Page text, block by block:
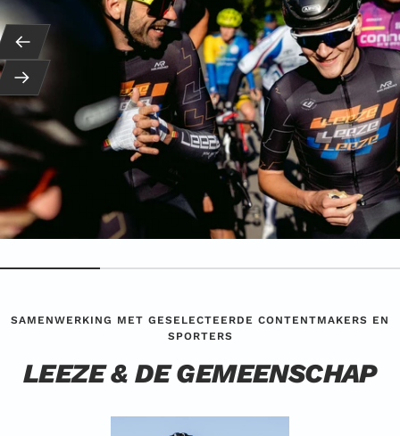
Terug
SAMENWERKING MET GESELECTEERDE CONTENTMAKERS EN
SPORTERS
LEEZE & DE GEMEENSCHAP